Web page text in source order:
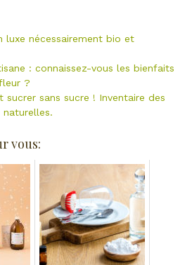
luxe nécessairement bio et
: connaissez-vous les bienfaits
?
sucrer sans sucre ! Inventaire des
naturelles.
vous: